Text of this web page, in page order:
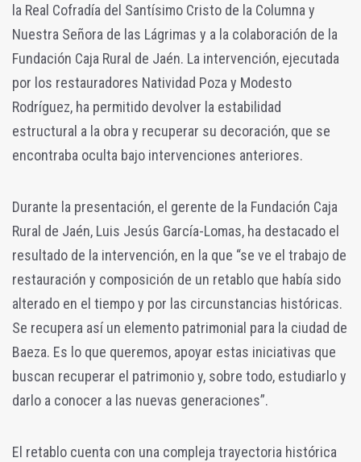
la Real Cofradía del Santísimo Cristo de la Columna y
Nuestra Señora de las Lágrimas y a la colaboración de la
Fundación Caja Rural de Jaén. La intervención, ejecutada
por los restauradores Natividad Poza y Modesto
Rodríguez, ha permitido devolver la estabilidad
estructural a la obra y recuperar su decoración, que se
encontraba oculta bajo intervenciones anteriores.
Durante la presentación, el gerente de la Fundación Caja
Rural de Jaén, Luis Jesús García-Lomas, ha destacado el
resultado de la intervención, en la que “se ve el trabajo de
restauración y composición de un retablo que había sido
alterado en el tiempo y por las circunstancias históricas.
Se recupera así un elemento patrimonial para la ciudad de
Baeza. Es lo que queremos, apoyar estas iniciativas que
buscan recuperar el patrimonio y, sobre todo, estudiarlo y
darlo a conocer a las nuevas generaciones”.
El retablo cuenta con una compleja trayectoria histórica